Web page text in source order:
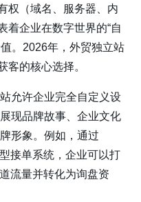
权（域名、服务器、内
着企业在数字世界的“自
。2026年，外贸独立站
客的核心选择。
允许企业完全自定义设
现品牌故事、企业文化
形象。例如，通过
接单系统，企业可以打
流量并转化为询盘资